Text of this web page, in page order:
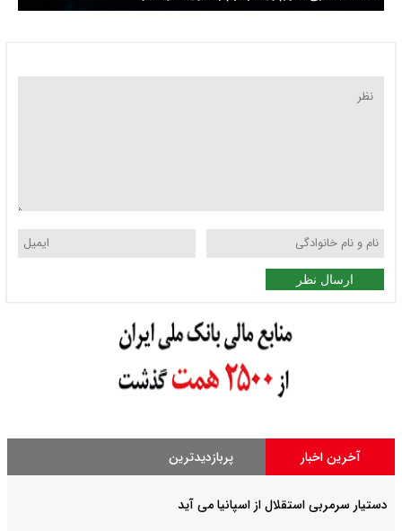
ارسال نظر
آخرین اخبار پربازدیدترین
دستیار سرمربی استقلال از اسپانیا می آید